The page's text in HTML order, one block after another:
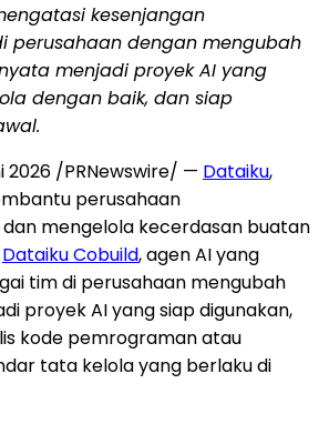
kesenjangan
perusahaan dengan mengubah
menjadi proyek AI yang
dengan baik, dan siap
2026 /PRNewswire/ — Dataiku,
perusahaan
mengelola kecerdasan buatan
Dataiku Cobuild, agen AI yang
tim di perusahaan mengubah
proyek AI yang siap digunakan,
kode pemrograman atau
tata kelola yang berlaku di